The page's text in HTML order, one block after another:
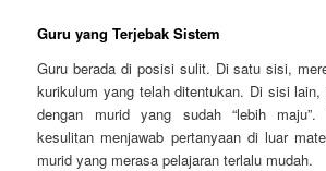
Guru yang Terjebak Sistem
Guru berada di posisi sulit. Di satu sisi,
kurikulum yang telah ditentukan. Di sisi lain,
dengan murid yang sudah “lebih
kesulitan menjawab pertanyaan di luar
murid yang merasa pelajaran terlalu mudah.